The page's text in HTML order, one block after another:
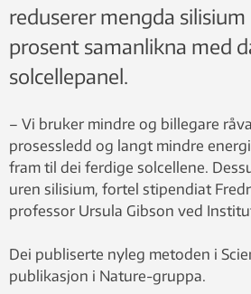
reduserer mengda
prosent samanlikna med
solcellepanel.
– Vi bruker mindre og billegare
prosessledd og langt mindre
fram til dei ferdige solcellene.
uren silisium, fortel stipendiat
professor Ursula Gibson ved
Dei publiserte nyleg metoden i
publikasjon i Nature-gruppa.